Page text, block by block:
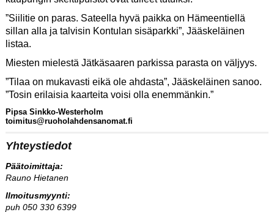
”Siilitie on paras. Sateella hyvä paikka on Hämeentiellä
sillan alla ja talvisin Kontulan sisäparkki”, Jääskeläinen
listaa.
Miesten mielestä Jätkäsaaren parkissa parasta on väljyys.
”Tilaa on mukavasti eikä ole ahdasta”, Jääskeläinen sanoo.
”Tosin erilaisia kaarteita voisi olla enemmänkin.”
Pipsa Sinkko-Westerholm
toimitus@ruoholahdensanomat.fi
Yhteystiedot
Päätoimittaja:
Rauno Hietanen
Ilmoitusmyynti:
puh 050 330 6399